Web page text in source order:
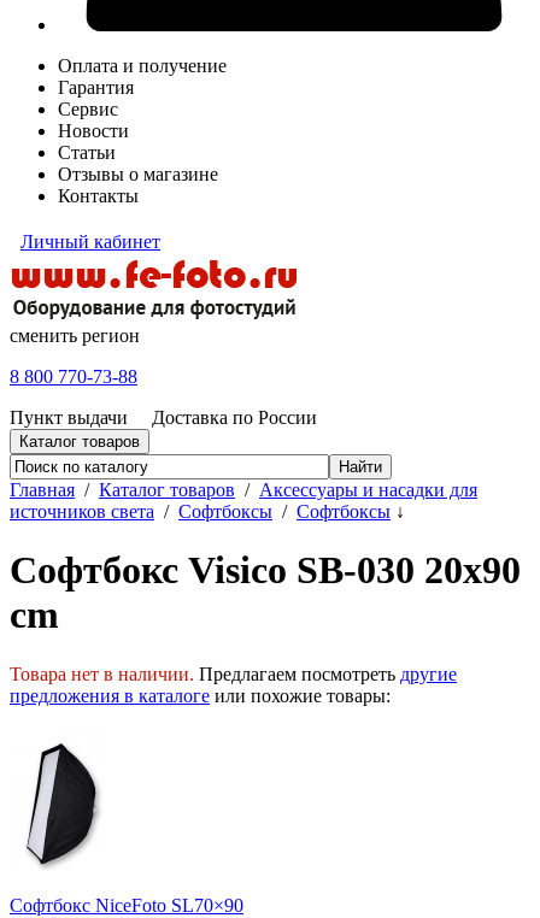
Оплата и получение
Гарантия
Сервис
Новости
Статьи
Отзывы о магазине
Контакты
Личный кабинет
сменить регион
8 800 770-73-88
Пункт выдачи
Доставка по России
Каталог товаров
Главная / Каталог товаров / Аксессуары и насадки для
источников света / Софтбоксы / Софтбоксы ↓
Софтбокс Visico SB-030 20x90
cm
Товара нет в наличии. Предлагаем посмотреть другие
предложения в каталоге или похожие товары:
Софтбокс NiceFoto SL70×90